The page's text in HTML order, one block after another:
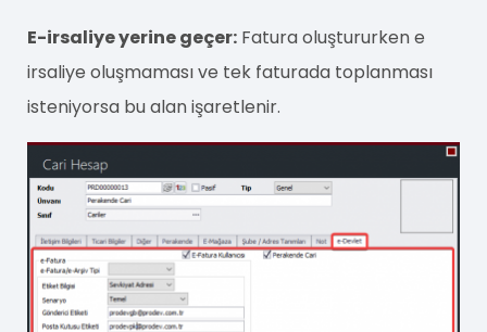
E-irsaliye yerine geçer: Fatura oluştururken e
irsaliye oluşmaması ve tek faturada toplanması
isteniyorsa bu alan işaretlenir.